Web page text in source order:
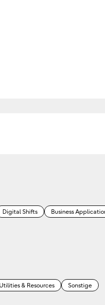
Digital Shifts Business
Utilities & Resources Sonstige